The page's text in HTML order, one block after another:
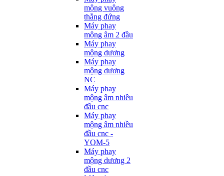
mộng vuông
thẳng đứng
Máy phay
mộng âm 2 đầu
Máy phay
mộng dương
Máy phay
mộng dương
NC
Máy phay
mộng âm nhiều
đầu cnc
Máy phay
mộng âm nhiều
đầu cnc -
YOM-5
Máy phay
mộng dương 2
đầu cnc